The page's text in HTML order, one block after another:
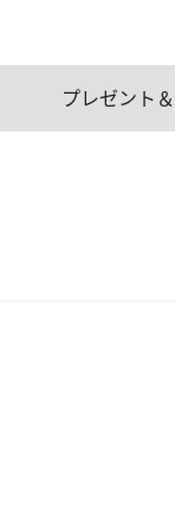
プレゼント